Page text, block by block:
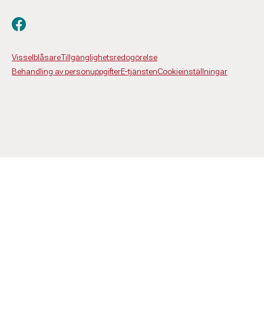
VisselblåsareTillgänglighetsredogörelse
Behandling av personuppgifterE-tjänstenCookieinställningar
Besök oss på facebook